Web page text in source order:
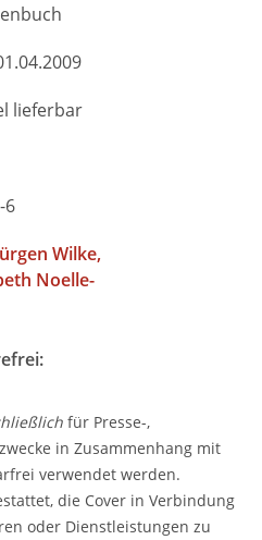
lieferbar
6
Wilke
Noelle-
für Presse-,
in Zusammenhang mit
verwendet werden.
die Cover in Verbindung
oder Dienstleistungen zu